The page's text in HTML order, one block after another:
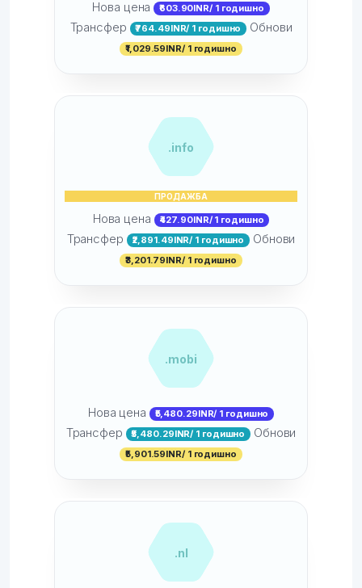
Нова цена ₹603.90INR/ 1 годишно
Трансфер ₹764.49INR/ 1 годишно Обнови
₹1,029.59INR/ 1 годишно
.info
ПРОДАЖБА
Нова цена ₹427.90INR/ 1 годишно
Трансфер ₹2,891.49INR/ 1 годишно Обнови
₹3,201.79INR/ 1 годишно
.mobi
Нова цена ₹5,480.29INR/ 1 годишно
Трансфер ₹5,480.29INR/ 1 годишно Обнови
₹5,901.59INR/ 1 годишно
.nl